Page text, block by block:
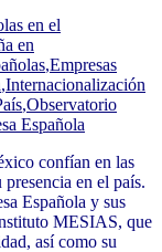
en el
en
,Empresas
,Internacionalización
,Observatorio
Española
confían en las
en el país.
Española y sus
MESIAS, que
así como su